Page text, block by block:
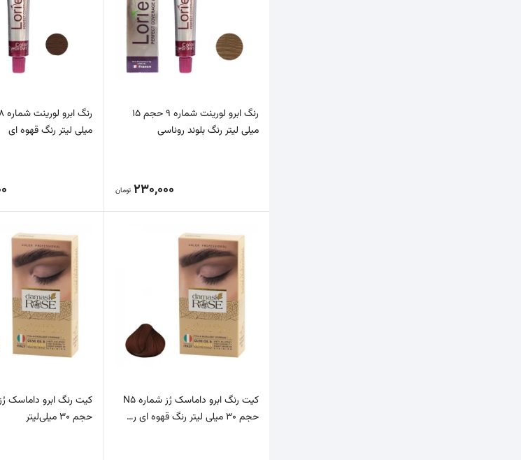
رنگ ابرو لورینت شماره 9 حجم 15
میلی لیتر رنگ بلوند روناسی
230,000 تومان
میلی لیتر رنگ قهوه ای
کیت رنگ ابرو داماسک رُز شماره N5
حجم 30 میلی لیتر رنگ قهوه ای ر…
حجم 30 میلی‌لیتر